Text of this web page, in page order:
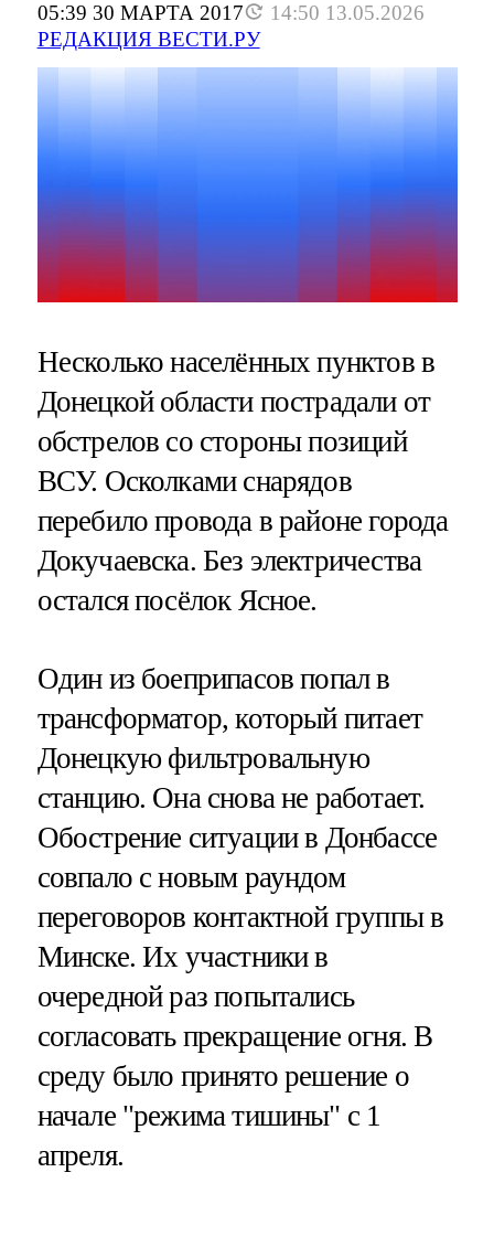
05:39 30 МАРТА 2017
14:50 13.05.2026
РЕДАКЦИЯ ВЕСТИ.РУ
Несколько населённых пунктов в
Донецкой области пострадали от
обстрелов со стороны позиций
ВСУ. Осколками снарядов
перебило провода в районе города
Докучаевска. Без электричества
остался посёлок Ясное.
Один из боеприпасов попал в
трансформатор, который питает
Донецкую фильтровальную
станцию. Она снова не работает.
Обострение ситуации в Донбассе
совпало с новым раундом
переговоров контактной группы в
Минске. Их участники в
очередной раз попытались
согласовать прекращение огня. В
среду было принято решение о
начале "режима тишины" с 1
апреля.